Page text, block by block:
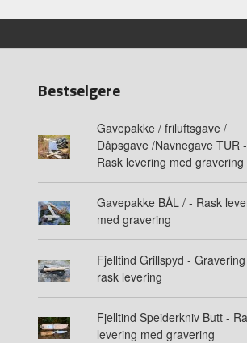
Bestselgere
Gavepakke / friluftsgave /
Dåpsgave /Navnegave TUR -
Rask levering med gravering
Gavepakke BÅL / - Rask
med gravering
Fjelltind Grillspyd -
rask levering
Fjelltind Speiderkniv Butt -
levering med gravering